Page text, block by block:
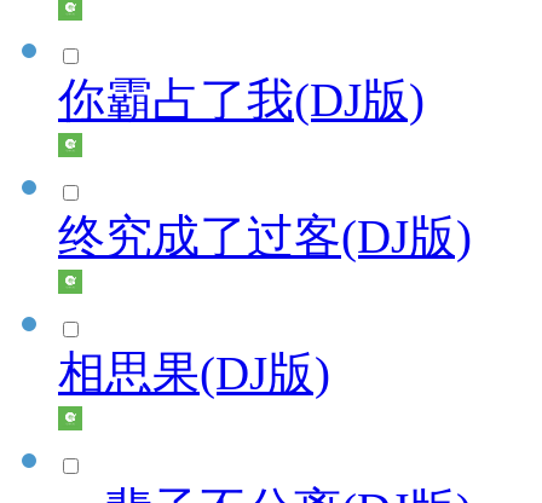
你霸占了我(DJ版)
终究成了过客(DJ版)
相思果(DJ版)